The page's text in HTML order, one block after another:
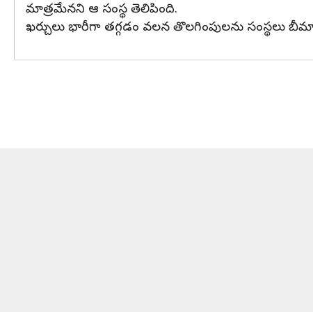
మాత్రమేనని ఆ సంస్థ తెలిపింది.
ఖర్చులు భారీగా తగ్గడం వలన తొలగింపులను